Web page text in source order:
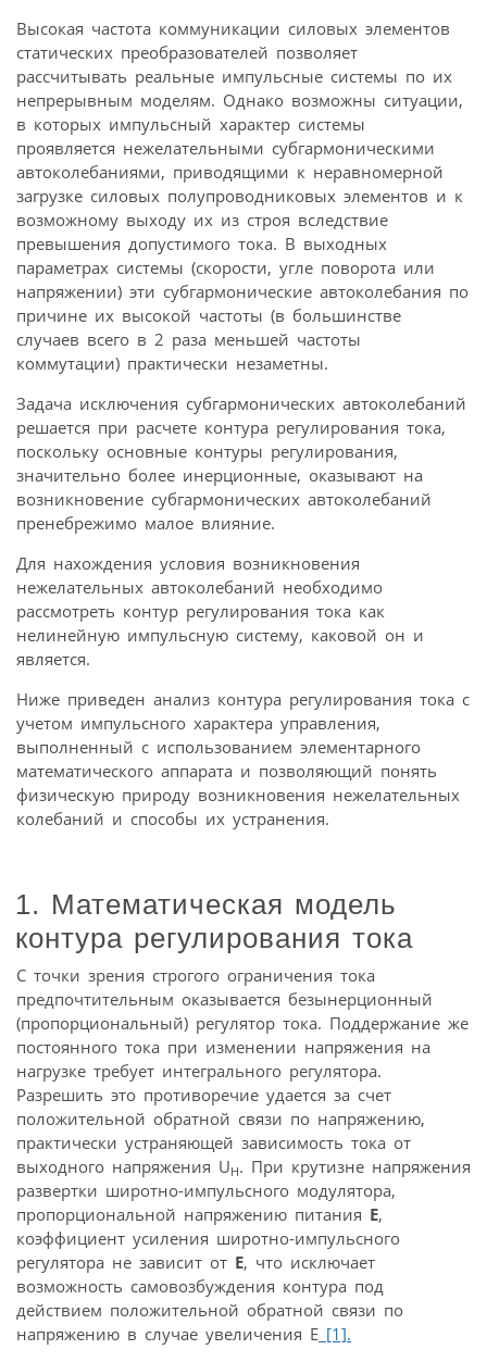
Высокая частота коммуникации силовых элементов
статических преобразователей позволяет
рассчитывать реальные импульсные системы по их
непрерывным моделям. Однако возможны ситуации,
в которых импульсный характер системы
проявляется нежелательными субгармоническими
автоколебаниями, приводящими к неравномерной
загрузке силовых полупроводниковых элементов и к
возможному выходу их из строя вследствие
превышения допустимого тока. В выходных
параметрах системы (скорости, угле поворота или
напряжении) эти субгармонические автоколебания по
причине их высокой частоты (в большинстве
случаев всего в 2 раза меньшей частоты
коммутации) практически незаметны.
Задача исключения субгармонических автоколебаний
решается при расчете контура регулирования тока,
поскольку основные контуры регулирования,
значительно более инерционные, оказывают на
возникновение субгармонических автоколебаний
пренебрежимо малое влияние.
Для нахождения условия возникновения
нежелательных автоколебаний необходимо
рассмотреть контур регулирования тока как
нелинейную импульсную систему, каковой он и
является.
Ниже приведен анализ контура регулирования тока с
учетом импульсного характера управления,
выполненный с использованием элементарного
математического аппарата и позволяющий понять
физическую природу возникновения нежелательных
колебаний и способы их устранения.
1. Математическая модель
контура регулирования тока
С точки зрения строгого ограничения тока
предпочтительным оказывается безынерционный
(пропорциональный) регулятор тока. Поддержание же
постоянного тока при изменении напряжения на
нагрузке требует интегрального регулятора.
Разрешить это противоречие удается за счет
положительной обратной связи по напряжению,
практически устраняющей зависимость тока от
выходного напряжения UH. При крутизне напряжения
развертки широтно-импульсного модулятора,
пропорциональной напряжению питания Е,
коэффициент усиления широтно-импульсного
регулятора не зависит от Е, что исключает
возможность самовозбуждения контура под
действием положительной обратной связи по
напряжению в случае увеличения E [1].